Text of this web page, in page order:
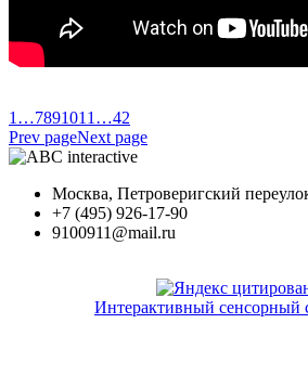
1 …7891011 …42
Prev pageNext page
Москва, Петроверигский
+7 (495) 926-17-90
9100911@mail.ru
Интерактивный сенсорный